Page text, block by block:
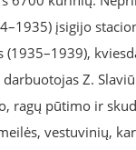
įsigijo
(1935–1939),
Z.
ragų pūtimo ir
vestuvinių,